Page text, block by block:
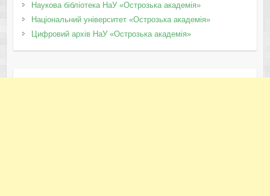
Наукова бібліотека НаУ «Острозька академія»
Національний університет «Острозька академія»
Цифровий архів НаУ «Острозька академія»